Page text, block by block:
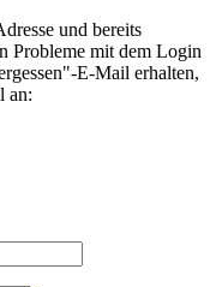
und bereits
Probleme mit dem Login
E-Mail erhalten,
an: